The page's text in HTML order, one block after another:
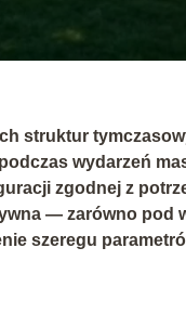
struktur
wydarzeń
zgodnej z
— zarówno pod
szeregu